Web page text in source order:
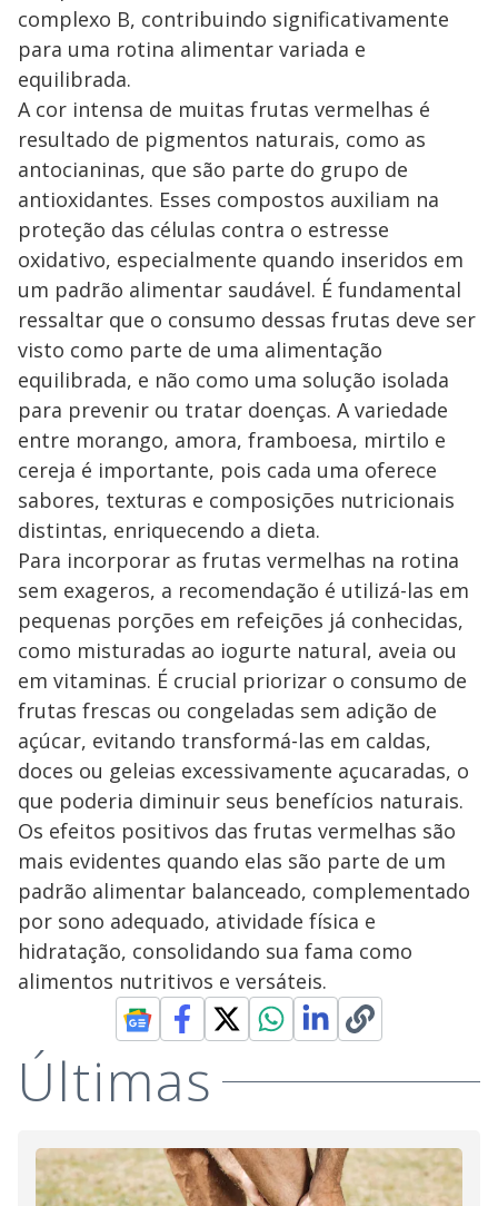
complexo B, contribuindo significativamente
para uma rotina alimentar variada e
equilibrada.
A cor intensa de muitas frutas vermelhas é
resultado de pigmentos naturais, como as
antocianinas, que são parte do grupo de
antioxidantes. Esses compostos auxiliam na
proteção das células contra o estresse
oxidativo, especialmente quando inseridos em
um padrão alimentar saudável. É fundamental
ressaltar que o consumo dessas frutas deve ser
visto como parte de uma alimentação
equilibrada, e não como uma solução isolada
para prevenir ou tratar doenças. A variedade
entre morango, amora, framboesa, mirtilo e
cereja é importante, pois cada uma oferece
sabores, texturas e composições nutricionais
distintas, enriquecendo a dieta.
Para incorporar as frutas vermelhas na rotina
sem exageros, a recomendação é utilizá-las em
pequenas porções em refeições já conhecidas,
como misturadas ao iogurte natural, aveia ou
em vitaminas. É crucial priorizar o consumo de
frutas frescas ou congeladas sem adição de
açúcar, evitando transformá-las em caldas,
doces ou geleias excessivamente açucaradas, o
que poderia diminuir seus benefícios naturais.
Os efeitos positivos das frutas vermelhas são
mais evidentes quando elas são parte de um
padrão alimentar balanceado, complementado
por sono adequado, atividade física e
hidratação, consolidando sua fama como
alimentos nutritivos e versáteis.
Últimas